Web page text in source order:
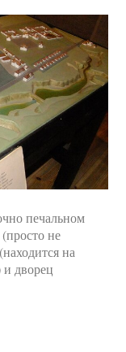
печальном
не
на
дворец